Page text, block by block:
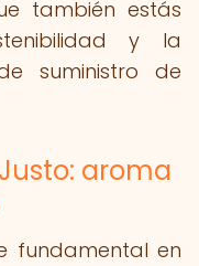
también estás
y la
suministro de
aroma
fundamental en